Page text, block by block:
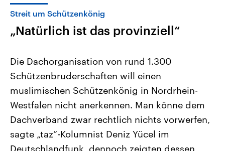
Themen
Landtagswahl Sachsen-Anhalt
2026
Alle Informationen
Sachsen-Anhalt wählt am 6.
September 2026 einen neuen
Landtag. Seit 2021 wird das
Bundesland von einer Koalition aus
USA
Aktuelle Beiträge,
Hintergründe
Wirtschaftlich und
gehören die Vereinigten
mit großem Einfluss auf
Streit um Schützenkönig
„Natürlich ist das provinziell“
Die Dachorganisation von rund 1.300
Schützenbruderschaften will einen
muslimischen Schützenkönig in Nordrhein-
Westfalen nicht anerkennen. Man könne dem
Dachverband zwar rechtlich nichts vorwerfen,
sagte „taz“-Kolumnist Deniz Yücel im
Deutschlandfunk, dennoch zeigten dessen